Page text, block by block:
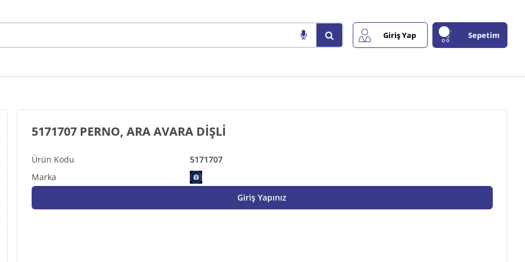
Giriş Yap Sepetim
5171707
5171707 PERNO, ARA AVARA DİŞLİ
Giriş Yapınız